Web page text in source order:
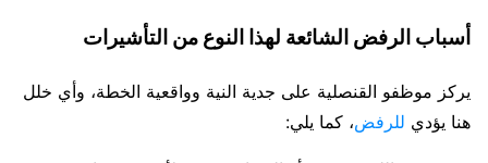
أسباب الرفض الشائعة لهذا النوع من التأشيرات
يركز موظفو القنصلية على جدية النية وواقعية الخطة، وأي خلل
هنا يؤدي للرفض، كما يلي: